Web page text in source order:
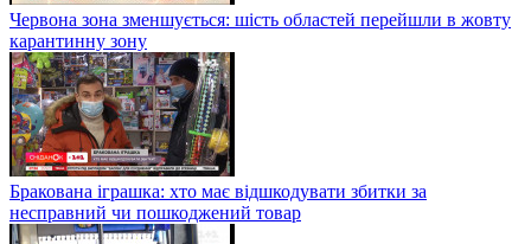
Червона зона зменшується: шість областей перейшли в жовту
карантинну зону
Бракована іграшка: хто має відшкодувати збитки за
несправний чи пошкоджений товар